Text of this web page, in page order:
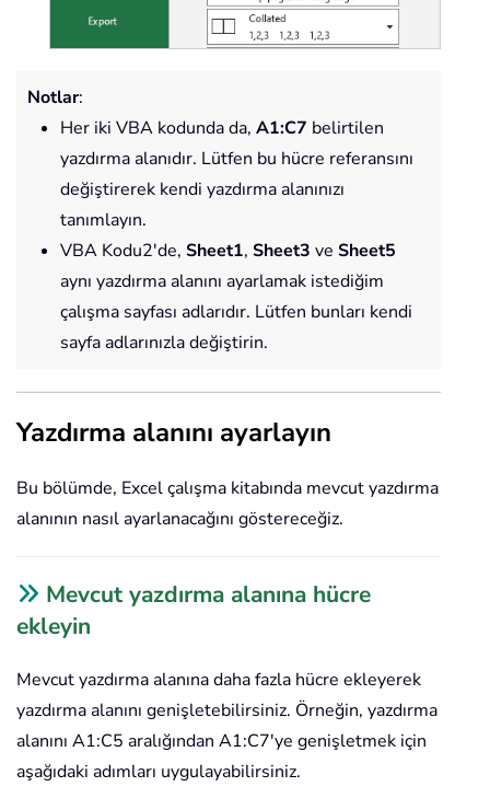
Notlar:
Her iki VBA kodunda da, A1:C7 belirtilen
yazdırma alanıdır. Lütfen bu hücre referansını
değiştirerek kendi yazdırma alanınızı
tanımlayın.
VBA Kodu2'de, Sheet1, Sheet3 ve Sheet5
aynı yazdırma alanını ayarlamak istediğim
çalışma sayfası adlarıdır. Lütfen bunları kendi
sayfa adlarınızla değiştirin.
Yazdırma alanını ayarlayın
Bu bölümde, Excel çalışma kitabında mevcut yazdırma
alanının nasıl ayarlanacağını göstereceğiz.
Mevcut yazdırma alanına hücre
ekleyin
Mevcut yazdırma alanına daha fazla hücre ekleyerek
yazdırma alanını genişletebilirsiniz. Örneğin, yazdırma
alanını A1:C5 aralığından A1:C7'ye genişletmek için
aşağıdaki adımları uygulayabilirsiniz.